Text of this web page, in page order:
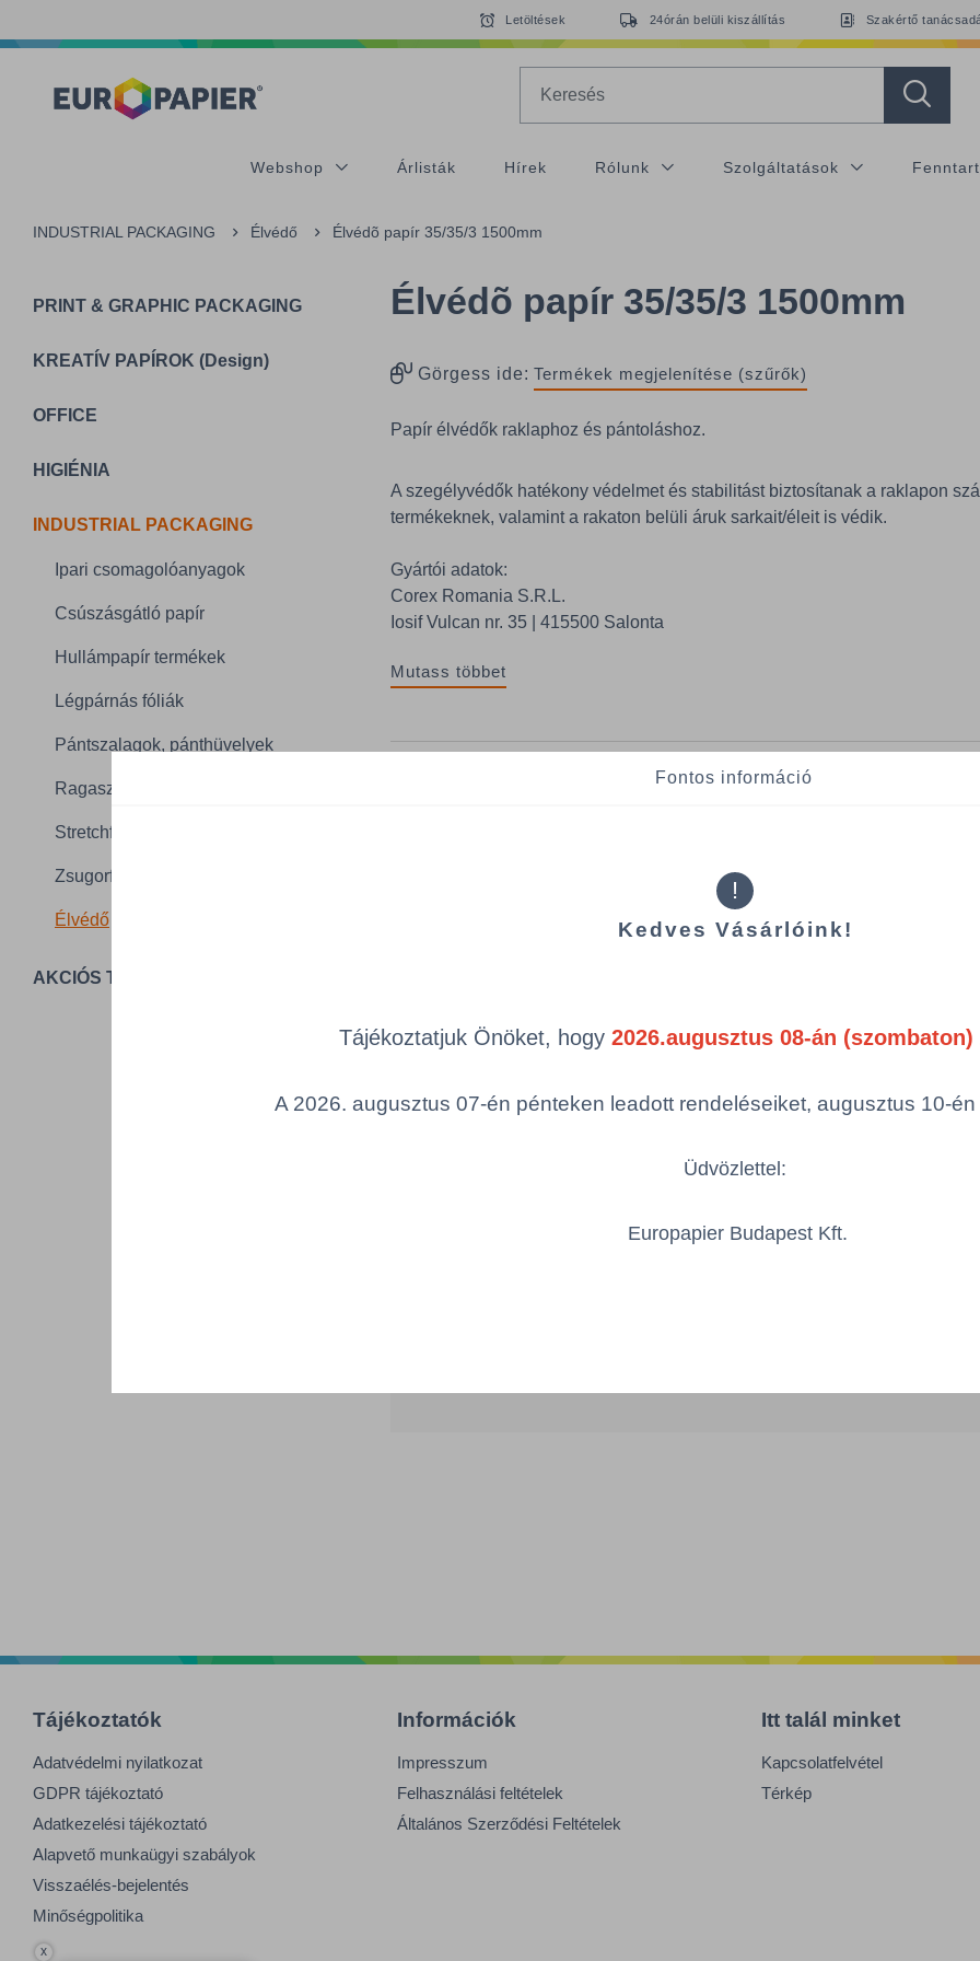
Letöltések 24órán belüli kiszállítás Szakértő
Webshop Árlisták Hírek Rólunk Szolgáltatások
INDUSTRIAL PACKAGING Élvédő Élvédõ papír 35/35/3 1500mm
PRINT & GRAPHIC PACKAGING
KREATÍV PAPÍROK (Design)
OFFICE
HIGIÉNIA
INDUSTRIAL PACKAGING
Ipari csomagolóanyagok
Csúszásgátló papír
Hullámpapír termékek
Légpárnás fóliák
Pántszalagok, pánthüvelyek
Ragasztószalagok
Stretchfóliák
Zsugorfóliák
Élvédő
AKCIÓS TERMÉKEK
Élvédõ papír 35/35/3 1500mm
Görgess ide: Termékek megjelenítése (szűrők)
Papír élvédők raklaphoz és pántoláshoz.
A szegélyvédők hatékony védelmet és stabilitást biztosítanak a raklapon
termékeknek, valamint a rakaton belüli áruk sarkait/éleit is védik.
Gyártói adatok:
Corex Romania S.R.L.
Iosif Vulcan nr. 35 | 415500 Salonta
Mutass többet
Csomagolás: 25 db / köteg
Összes termék (a rendezéshez - SZŰRÉS - kattints
Termékek
Tájékoztatók
Adatvédelmi nyilatkozat
GDPR tájékoztató
Adatkezelési tájékoztató
Alapvető munkaügyi szabályok
Visszaélés-bejelentés
Minőségpolitika
Információk
Impresszum
Felhasználási feltételek
Általános Szerződési Feltételek
Itt talál minket
Kapcsolatfelvétel
Térkép
x
Fontos információ
!
Kedves Vásárlóink!
Tájékoztatjuk Önöket, hogy 2026.augusztus 08-án
A 2026. augusztus 07-én pénteken leadott rendeléseiket, augusztus 10-
Üdvözlettel:
Europapier Budapest Kft.